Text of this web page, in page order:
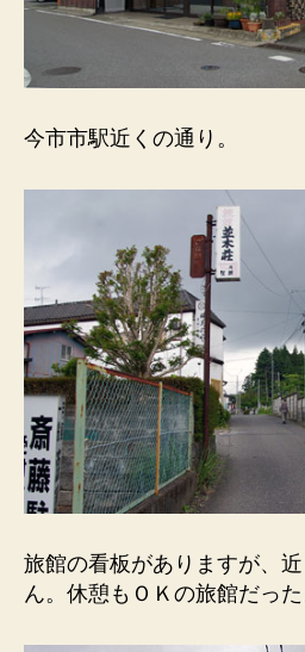
今市市駅近くの通り。
旅館の看板がありますが、
ん。休憩もＯＫの旅館だった